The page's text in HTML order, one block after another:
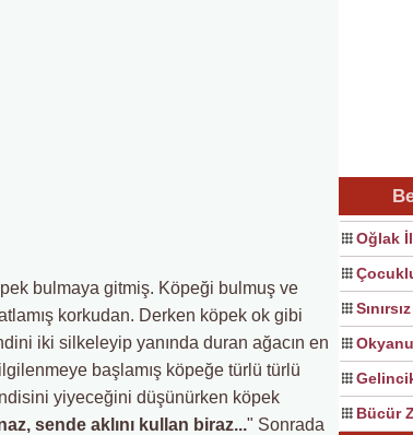
bulmaya gitmiş. Köpeği bulmuş ve
korkudan. Derken köpek ok gibi
iki silkeleyip yanında duran ağacın en
başlamış köpeğe türlü türlü
yiyeceğini düşünürken köpek
sende aklını kullan biraz..." Sonrada
Oğlak
Bücür